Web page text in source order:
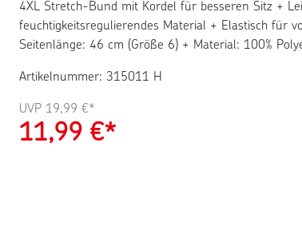
4XL Stretch-Bund mit Kordel für besseren Sitz +
feuchtigkeitsregulierendes Material + Elastisch für
Seitenlänge: 46 cm (Größe 6) + Material: 100%
Artikelnummer: 315011 H
UVP 19,99 €*
11,99 €*